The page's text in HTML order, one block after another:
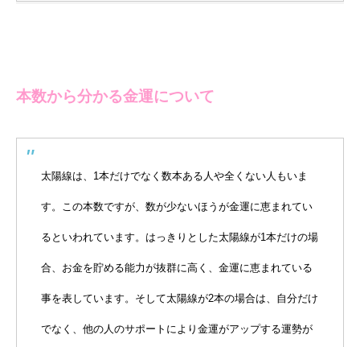
本数から分かる金運について
太陽線は、1本だけでなく数本ある人や全くない人もいま
す。この本数ですが、数が少ないほうが金運に恵まれてい
るといわれています。はっきりとした太陽線が1本だけの場
合、お金を貯める能力が抜群に高く、金運に恵まれている
事を表しています。そして太陽線が2本の場合は、自分だけ
でなく、他の人のサポートにより金運がアップする運勢が